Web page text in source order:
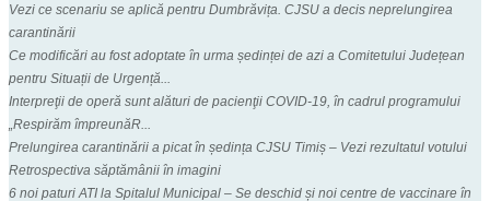
Vezi ce scenariu se aplică pentru Dumbrăvița. CJSU a decis neprelungirea
carantinării
Ce modificări au fost adoptate în urma ședinței de azi a Comitetului Județean
pentru Situații de Urgență...
Interpreţii de operă sunt alături de pacienţii COVID-19, în cadrul programului
„Respirăm împreunăR...
Prelungirea carantinării a picat în ședința CJSU Timiș – Vezi rezultatul votului
Retrospectiva săptămânii în imagini
6 noi paturi ATI la Spitalul Municipal – Se deschid și noi centre de vaccinare în